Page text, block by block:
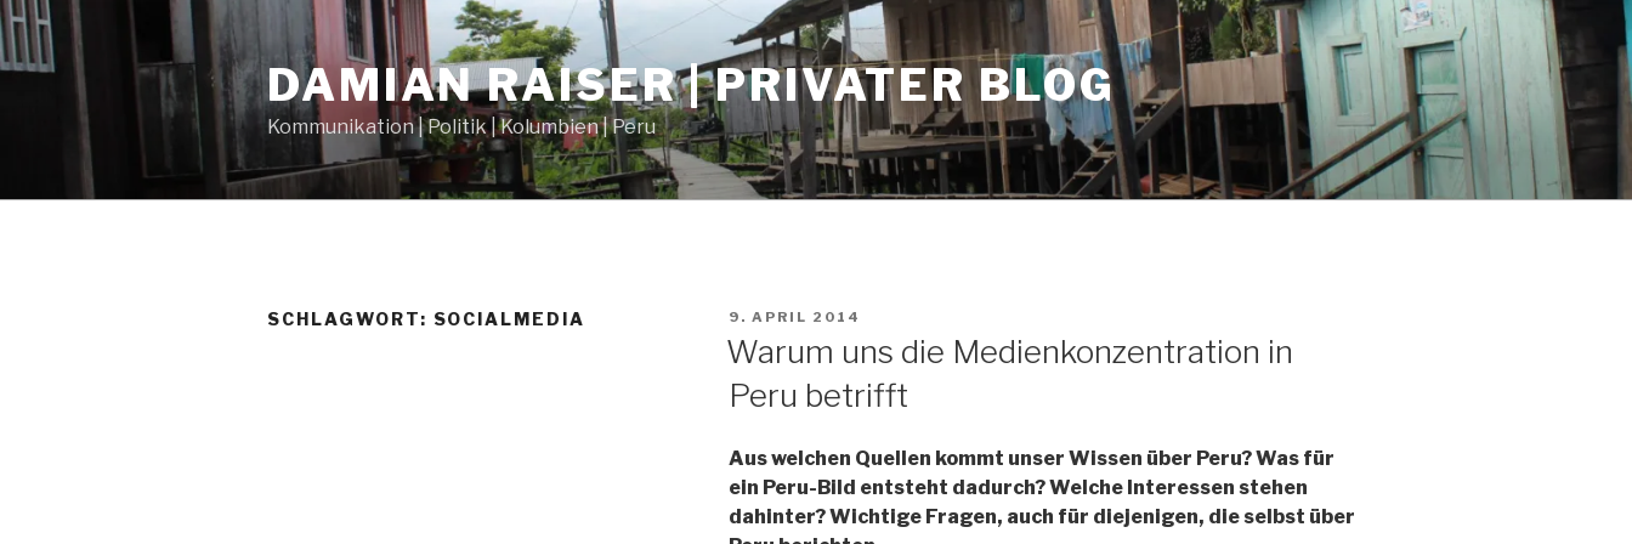
Zum
Inhalt
springen
DAMIAN RAISER | PRIVATER BLOG
Kommunikation | Politik | Kolumbien | Peru
SCHLAGWORT: SOCIALMEDIA
VERÖFFENTLICHT
9. APRIL 2014
Warum uns die Medienkonzentration in
Peru betrifft
Aus welchen Quellen kommt unser Wissen über Peru? Was für
ein Peru-Bild entsteht dadurch? Welche Interessen stehen
dahinter? Wichtige Fragen, auch für diejenigen, die selbst über